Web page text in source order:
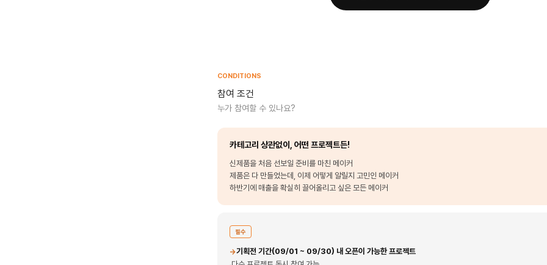
CONDITIONS
참여 조건
누가 참여할 수 있나요?
카테고리 상관없이, 어떤 프로젝트든!
신제품을 처음 선보일 준비를 마친 메이커
제품은 다 만들었는데, 이제 어떻게 알릴지 고민인 메이커
하반기에 매출을 확실히 끌어올리고 싶은 모든 메이커
필수
→기획전 기간(09/01 ~ 09/30) 내 오픈이 가능한 프로젝트